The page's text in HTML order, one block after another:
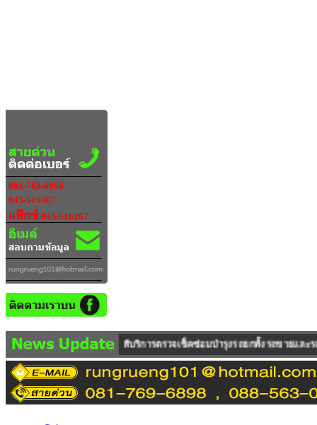
081-769-6898
043-516367
แฟ๊กซ์ 043-516267
ถUSED ให้บริการตรวจเช็คซ่อมบำรุงรถยกทั้งรถขายและรถเช่า ซึ่งท